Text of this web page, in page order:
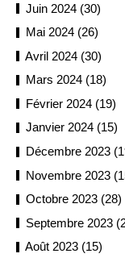
Juin 2024 (30)
Mai 2024 (26)
Avril 2024 (30)
Mars 2024 (18)
Février 2024 (19)
Janvier 2024 (15)
Décembre 2023
Novembre 2023
Octobre 2023 (28)
Septembre 2023
Août 2023 (15)